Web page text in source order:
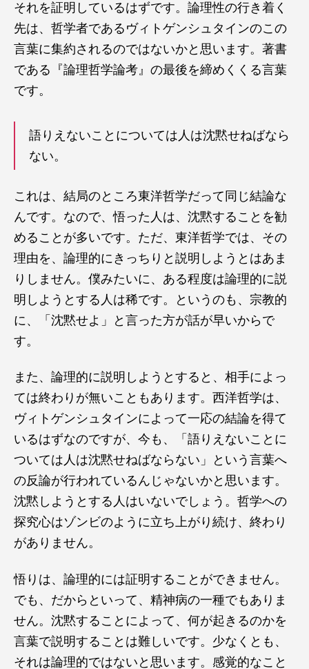
それを証明しているはずです。論理性の行き着く
先は、哲学者であるヴィトゲンシュタインのこの
言葉に集約されるのではないかと思います。著書
である『論理哲学論考』の最後を締めくくる言葉
です。
語りえないことについては人は沈黙せねばなら
ない。
これは、結局のところ東洋哲学だって同じ結論な
んです。なので、悟った人は、沈黙することを勧
めることが多いです。ただ、東洋哲学では、その
理由を、論理的にきっちりと説明しようとはあま
りしません。僕みたいに、ある程度は論理的に説
明しようとする人は稀です。というのも、宗教的
に、「沈黙せよ」と言った方が話が早いからで
す。
また、論理的に説明しようとすると、相手によっ
ては終わりが無いこともあります。西洋哲学は、
ヴィトゲンシュタインによって一応の結論を得て
いるはずなのですが、今も、「語りえないことに
ついては人は沈黙せねばならない」という言葉へ
の反論が行われているんじゃないかと思います。
沈黙しようとする人はいないでしょう。哲学への
探究心はゾンビのように立ち上がり続け、終わり
がありません。
悟りは、論理的には証明することができません。
でも、だからといって、精神病の一種でもありま
せん。沈黙することによって、何が起きるのかを
言葉で説明することは難しいです。少なくとも、
それは論理的ではないと思います。感覚的なこと